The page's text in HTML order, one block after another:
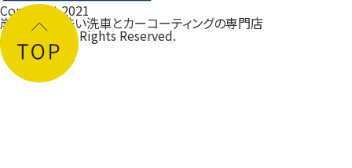
Copyright 2021
岸和田の手洗い洗車とカーコーティングの専門店
ルフレ大阪 All Rights Reserved.